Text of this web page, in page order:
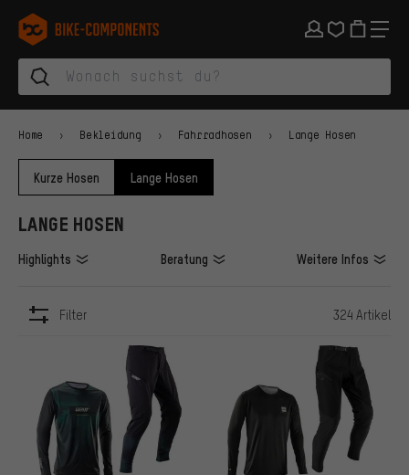
Zur Hauptnavigation springen
Zur Kategorienavigation springen
Zum Inhalt springen
Zu Marken und Newsletter springen
Zur Fußzeile springen
bike-components.de Startseite
Home Bekleidung Fahrradhosen Lange Hosen
Kurze Hosen Lange Hosen
LANGE HOSEN
Highlights Beratung Weitere Infos
Filter 324 Artikel